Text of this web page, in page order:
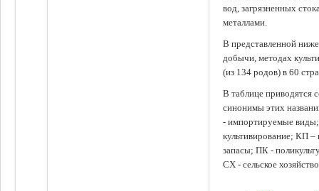
вод, загрязненных
металлами.
В представленной
добычи, методах
(из 134 родов) в 60
В таблице приводятся
синонимы этих
- импортируемые
культивирование; КП
запасы; ПК -
СХ - сельское